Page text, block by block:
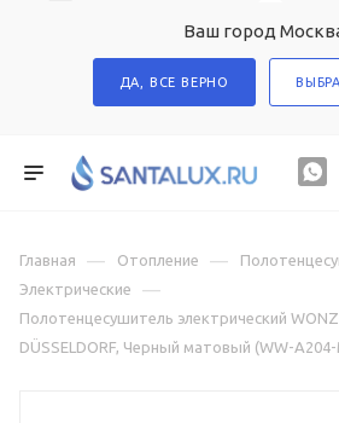
Ваш город
ДА, ВСЕ ВЕРНО
Главная — Отопление —
Электрические —
Полотенцесушитель электрический
DÜSSELDORF, Черный матовый (WW-A204-